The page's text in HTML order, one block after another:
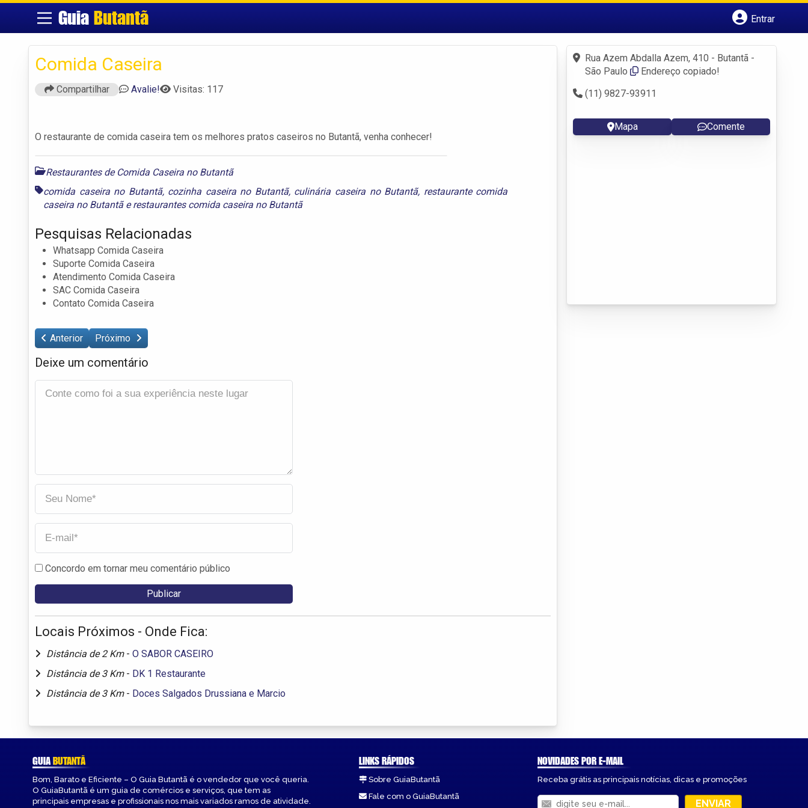
GuiaButantã
Entrar
Fazer login
Criar conta
Comida Caseira
Compartilhar Avalie! Visitas: 117
O restaurante de comida caseira tem os melhores pratos caseiros no Butantã, venha conhecer!
Restaurantes de Comida Caseira no Butantã
comida caseira no Butantã, cozinha caseira no Butantã, culinária caseira no Butantã, restaurante comida
caseira no Butantãerestaurantes comida caseira no Butantã
Pesquisas Relacionadas
Whatsapp Comida Caseira
Suporte Comida Caseira
Atendimento Comida Caseira
SAC Comida Caseira
Contato Comida Caseira
Anterior Próximo
Deixe um comentário
Concordo em tornar meu comentário público
Locais Próximos - Onde Fica:
Distância de 2 Km - O SABOR CASEIRO
Distância de 3 Km - DK 1 Restaurante
Distância de 3 Km - Doces Salgados Drussiana e Marcio
Rua Azem Abdalla Azem, 410 - Butantã -
São Paulo
Endereço copiado!
(11) 9827-93911
Mapa Comente
GUIABUTANTÃ
Bom, Barato e Eficiente – O Guia Butantã é o vendedor que você queria.
O GuiaButantã é um guia de comércios e serviços, que tem as
principais empresas e profissionais nos mais variados ramos de atividade.
LINKS RÁPIDOS
Sobre GuiaButantã
Fale com o GuiaButantã
NOVIDADES POR E-MAIL
Receba grátis as principais notícias, dicas e promoções